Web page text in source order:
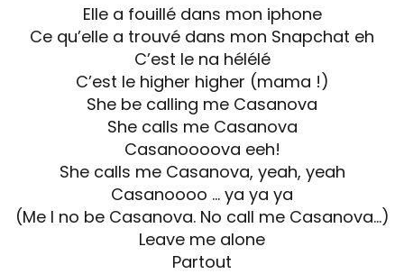
Elle a fouillé dans mon iphone
Ce qu’elle a trouvé dans mon Snapchat eh
C’est le na hélélé
C’est le higher higher (mama !)
She be calling me Casanova
She calls me Casanova
Casanoooova eeh!
She calls me Casanova, yeah, yeah
Casanoooo … ya ya ya
(Me I no be Casanova. No call me Casanova…)
Leave me alone
Partout